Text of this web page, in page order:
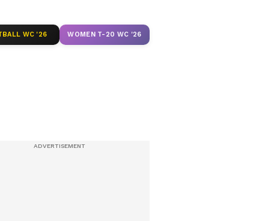
WC '26 WOMEN T-20 WC '26